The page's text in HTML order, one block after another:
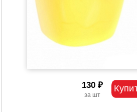
130 ₽